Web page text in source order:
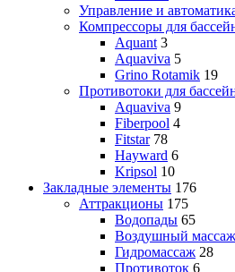
Управление и
Компрессоры для
Aquant 3
Aquaviva 5
Grino Rotamik 19
Противотоки для
Aquaviva 9
Fiberpool 4
Fitstar 78
Hayward 6
Kripsol 10
Закладные элементы 176
Аттракционы 175
Водопады 65
Воздушный массаж
Гидромассаж 28
Противоток 6